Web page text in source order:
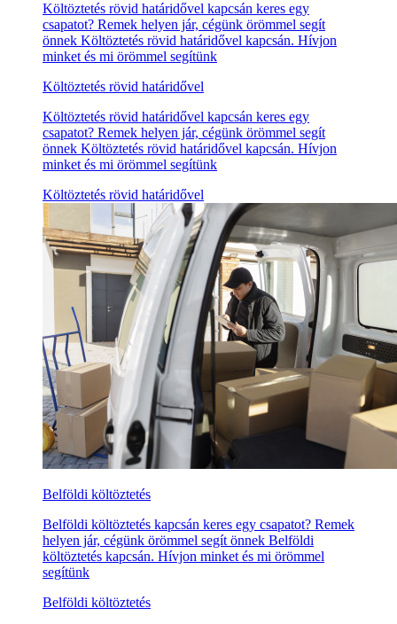
Költöztetés rövid határidővel kapcsán keres egy
csapatot? Remek helyen jár, cégünk örömmel segít
önnek Költöztetés rövid határidővel kapcsán. Hívjon
minket és mi örömmel segítünk
Költöztetés rövid határidővel
Költöztetés rövid határidővel kapcsán keres egy
csapatot? Remek helyen jár, cégünk örömmel segít
önnek Költöztetés rövid határidővel kapcsán. Hívjon
minket és mi örömmel segítünk
Költöztetés rövid határidővel
Belföldi költöztetés
Belföldi költöztetés kapcsán keres egy csapatot? Remek
helyen jár, cégünk örömmel segít önnek Belföldi
költöztetés kapcsán. Hívjon minket és mi örömmel
segítünk
Belföldi költöztetés